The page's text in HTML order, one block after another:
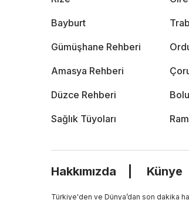
Bayburt
Gümüşhane Rehberi
Amasya Rehberi
Düzce Rehberi
Sağlık Tüyoları
Hakkımızda Künye
Türkiye'den ve Dünya’dan son dakika